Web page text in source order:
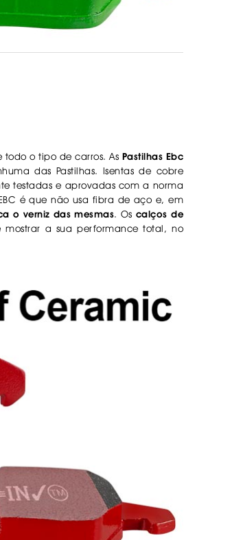
o tipo de carros. As Pastilhas Ebc
das Pastilhas. Isentas de cobre
testadas e aprovadas com a norma
é que não usa fibra de aço e, em
o verniz das mesmas. Os calços de
a sua performance total, no